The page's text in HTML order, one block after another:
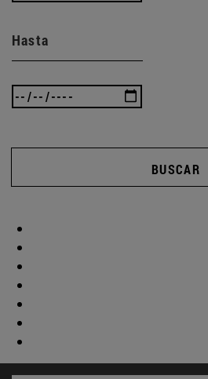
Hasta
BUSCAR